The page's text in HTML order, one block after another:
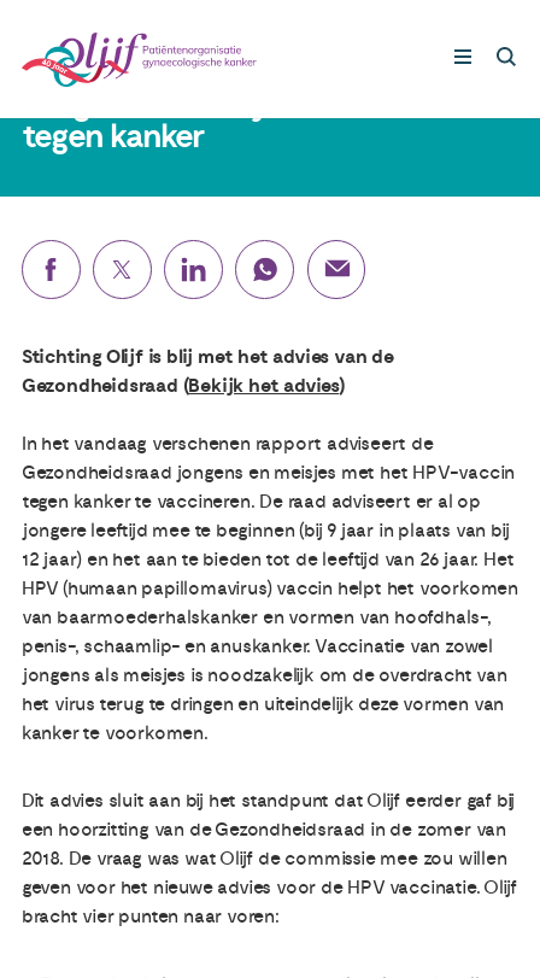
Nieuws
Agenda
Publicaties
Ervaringsdeskundigheid
Over ons
Contact
Lotgenoten
Leven met/na kanker
Steun ons
19 juni 2019
tegen kanker
Stichting Olijf is blij met het advies van de
Gezondheidsraad (Bekijk het advies)
In het vandaag verschenen rapport adviseert de
Gezondheidsraad jongens en meisjes met het HPV-vaccin
tegen kanker te vaccineren. De raad adviseert er al op
jongere leeftijd mee te beginnen (bij 9 jaar in plaats van bij
12 jaar) en het aan te bieden tot de leeftijd van 26 jaar. Het
HPV (humaan papillomavirus) vaccin helpt het voorkomen
van baarmoederhalskanker en vormen van hoofdhals-,
penis-, schaamlip- en anuskanker. Vaccinatie van zowel
jongens als meisjes is noodzakelijk om de overdracht van
het virus terug te dringen en uiteindelijk deze vormen van
kanker te voorkomen.
Dit advies sluit aan bij het standpunt dat Olijf eerder gaf bij
een hoorzitting van de Gezondheidsraad in de zomer van
2018. De vraag was wat Olijf de commissie mee zou willen
geven voor het nieuwe advies voor de HPV vaccinatie. Olijf
bracht vier punten naar voren: